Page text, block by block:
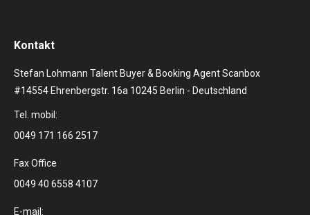
Kontakt
Stefan Lohmann Talent Buyer & Booking Agent Scanbox
#14554 Ehrenbergstr. 16a 10245 Berlin - Deutschland
Tel. mobil:
0049 171 166 2517
Fax Office
0049 40 6558 4107
E-mail: